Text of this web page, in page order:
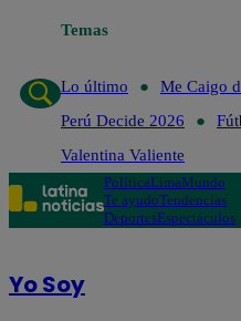
Temas
Lo último
Me Caigo
Perú Decide 2026
Valentina Valiente
PolíticaLimaMundo
Te ayudoTendencias
DeportesEspectáculos
Yo Soy